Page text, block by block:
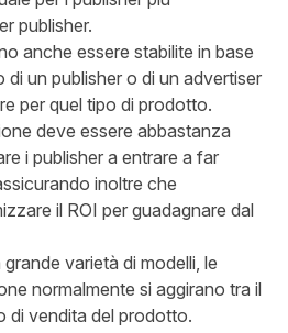
publisher.
anche essere stabilite in base
di un publisher o di un advertiser
per quel tipo di prodotto.
deve essere abbastanza
i publisher a entrare a far
inoltre che
il ROI per guadagnare dal
varietà di modelli, le
normalmente si aggirano tra il
di vendita del prodotto.